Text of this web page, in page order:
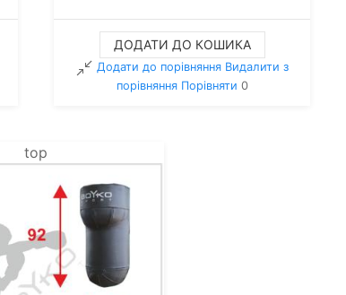
ДОДАТИ ДО КОШИКА
Додати до порівняння Видалити з
порiвняння Порівняти 0
top